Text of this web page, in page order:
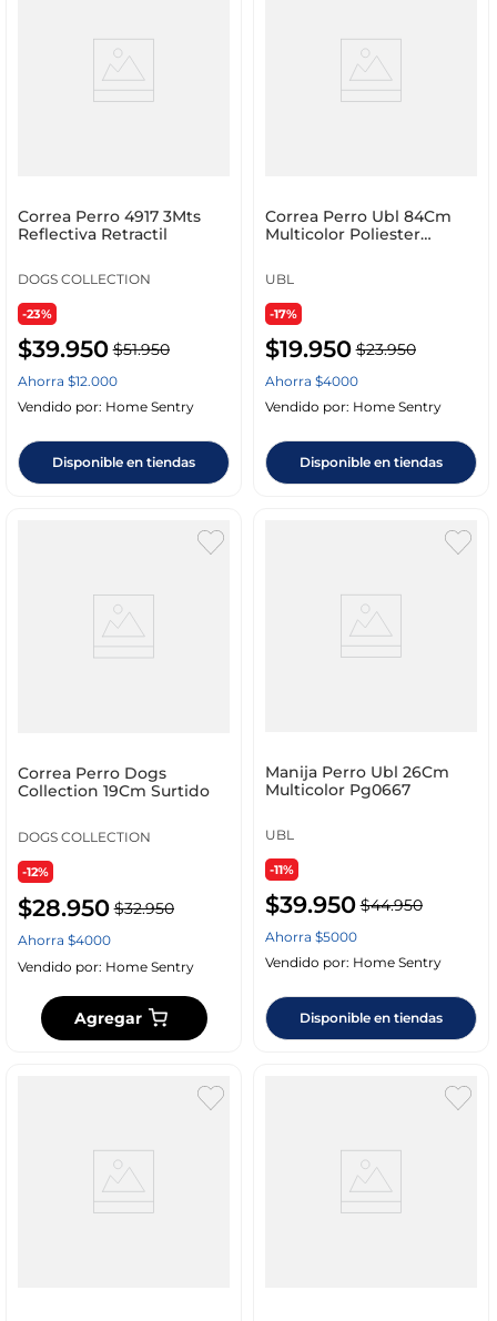
Correa Perro 4917 3Mts
Reflectiva Retractil
DOGS COLLECTION
-23%
$39.950 $51.950
Ahorra $12.000
Vendido por: Home Sentry
Disponible en tiendas
Correa Perro Ubl 84Cm
Multicolor Poliester
UBL
-17%
$19.950 $23.950
Ahorra $4000
Vendido por: Home Sentry
Disponible en tiendas
Correa Perro Dogs
Collection 19Cm Surtido
DOGS COLLECTION
-12%
$28.950 $32.950
Ahorra $4000
Vendido por: Home Sentry
Agregar
Manija Perro Ubl 26Cm
Multicolor Pg0667
UBL
-11%
$39.950 $44.950
Ahorra $5000
Vendido por: Home Sentry
Disponible en tiendas